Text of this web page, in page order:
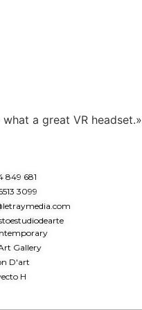
a great VR headset.»
849 681
3099
Gallery
D'art
H